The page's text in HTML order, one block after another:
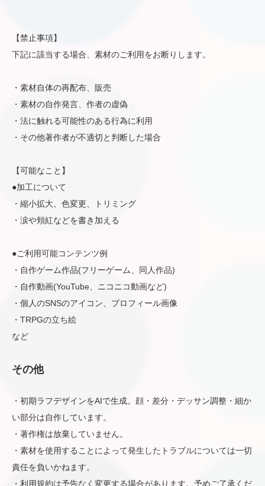
【禁止事項】
下記に該当する場合、素材のご利用をお断りします。
・素材自体の再配布、販売
・素材の自作発言、作者の虚偽
・法に触れる可能性のある行為に利用
・その他著作者が不適切と判断した場合
【可能なこと】
●加工について
・縮小拡大、色変更、トリミング
・涙や頬紅などを書き加える
●ご利用可能コンテンツ例
・自作ゲーム作品(フリーゲーム、同人作品)
・自作動画(YouTube、ニコニコ動画など)
・個人のSNSのアイコン、プロフィール画像
・TRPGの立ち絵
など
その他
・初期ラフデザインをAIで生成。顔・差分・デッサン調整・細か
い部分は自作しています。
・著作権は放棄していません。
・素材を使用することによって発生したトラブルについては一切
責任を負いかねます。
・利用規約は予告なく変更する場合があります。予めご了承くだ